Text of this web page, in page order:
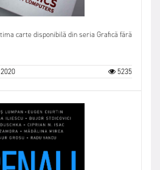
carte disponibilă din seria Grafică fără
5235